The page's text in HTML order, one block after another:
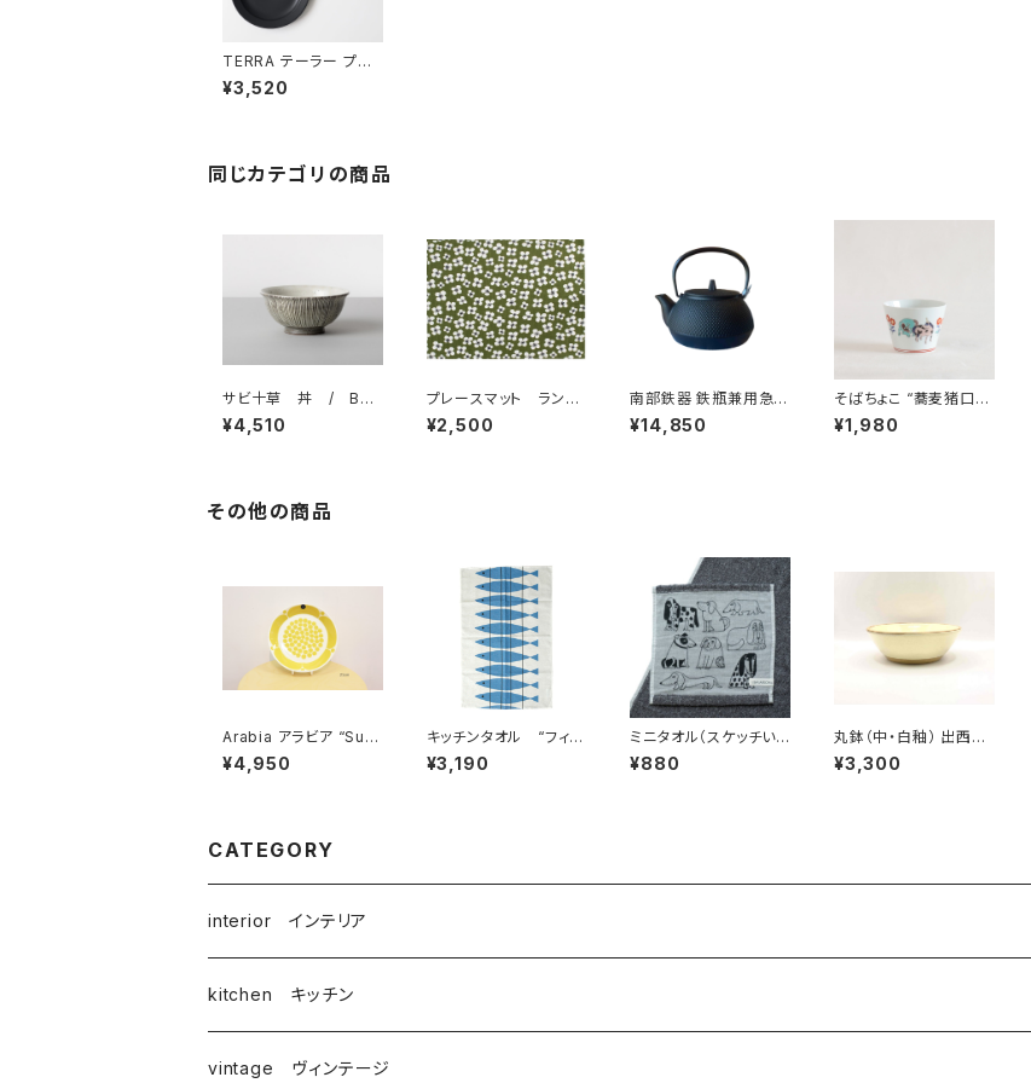
TERRA テーラー プレ
ートL / BARBAR
¥3,520
同じカテゴリの商品
サビ十草 丼 / BAR
BAR 波佐見焼
¥4,510
プレースマット ランチ
ョンマット 「ベラミ」 /
アルメダールス/ALM
¥2,500
南部鉄器 鉄瓶兼用急須
5型新アラレ IH対応 /
岩鋳
¥14,850
そばちょこ “蕎麦猪口大
事典 色絵 ユニコー
ン” 波佐見焼
¥1,980
その他の商品
Arabia アラビア “Sun
nuntai スンヌンタイ”
プレート21cm 復刻版
¥4,950
キッチンタオル “フィッ
シュ” / アルメダー
ルス/ALMEDAHLS b
¥3,190
ミニタオル（スケッチい
ぬたち・ガーゼ） ／
Lisa Larson リサ・ラー
¥880
丸鉢（中・白釉） 出西
窯 / 柳宗理ディレク
ション出西窯シリーズ
¥3,300
CATEGORY
interior インテリア
kitchen キッチン
vintage ヴィンテージ